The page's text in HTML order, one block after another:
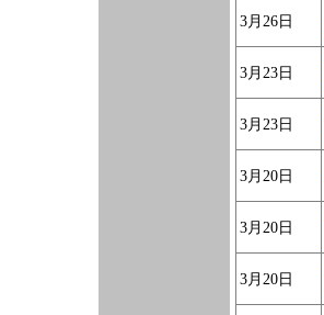
3月26日
3月23日
3月23日
3月20日
3月20日
3月20日